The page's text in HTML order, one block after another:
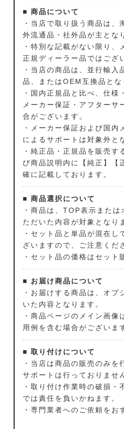
■ 商品について
・当店で取り扱う商品は、
外流通品・社外品が主とな
・特別な記載がない限り、
正規ディーラー品ではござ
・当店の商品は、並行輸入
品、またはOEM互換品とな
・国内正規品と比べ、仕様
メーカー保証・アフターサ
合がございます。
・メーカー保証および国内
によるサポートは対象外と
・純正品・正規品を販売す
び商品説明内に【純正】【
確に記載しております。
■ 商品選択について
・商品は、TOP表示また
ただいた内容が対象となり
・セット品と単品が混在し
ざいますので、ご注意くだ
・セット品の価格はセット
■ お届け商品について
・お届けする商品は、オプ
いた内容となります。
・商品ページのメイン画像
用例を含む場合がございま
■ 取り付けについて
・当店は商品の販売のみを
サポートは行っておりませ
・取り付け作業時の破損・
では責任を負いかねます。
・専門業者へのご依頼をお